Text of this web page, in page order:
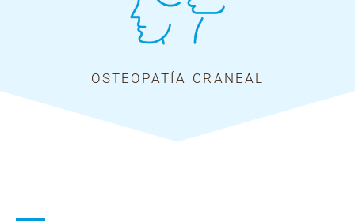
OSTEOPATÍA CRANEAL